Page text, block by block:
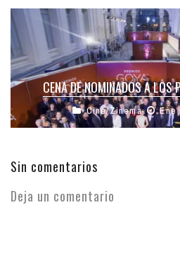
CENA DE NOMINADOS A LOS
Cine/Zinema Ene
Sin comentarios
Deja un comentario